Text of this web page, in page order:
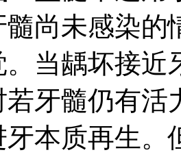
尚未感染的
当龋坏接近
牙髓仍有活
本质再生。